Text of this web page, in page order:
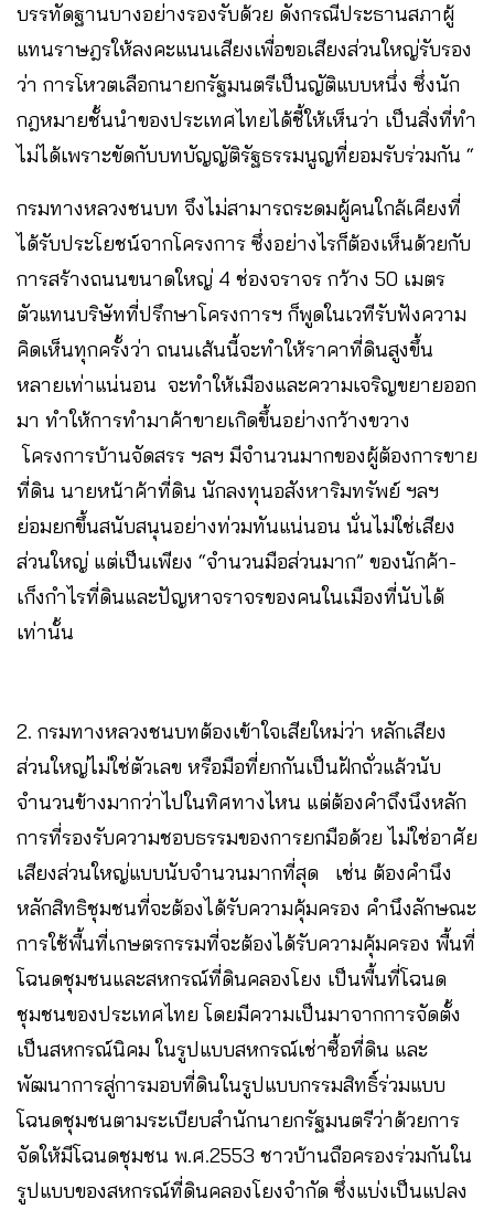
บรรทัดฐานบางอย่างรองรับด้วย ดังกรณีประธานสภาผู้
แทนราษฎรให้ลงคะแนนเสียงเพื่อขอเสียงส่วนใหญ่รับรอง
ว่า การโหวตเลือกนายกรัฐมนตรีเป็นญัติแบบหนึ่ง ซึ่งนัก
กฎหมายชั้นนำของประเทศไทยได้ชี้ให้เห็นว่า เป็นสิ่งที่ทำ
ไม่ได้เพราะขัดกับบทบัญญัติรัฐธรรมนูญที่ยอมรับร่วมกัน “
กรมทางหลวงชนบท จึงไม่สามารถระดมผู้คนใกล้เคียงที่
ได้รับประโยชน์จากโครงการ ซึ่งอย่างไรก็ต้องเห็นด้วยกับ
การสร้างถนนขนาดใหญ่ 4 ช่องจราจร กว้าง 50 เมตร
ตัวแทนบริษัทที่ปรึกษาโครงการฯ ก็พูดในเวทีรับฟังความ
คิดเห็นทุกครั้งว่า ถนนเส้นนี้จะทำให้ราคาที่ดินสูงขึ้น
หลายเท่าแน่นอน จะทำให้เมืองและความเจริญขยายออก
มา ทำให้การทำมาค้าขายเกิดขึ้นอย่างกว้างขวาง
โครงการบ้านจัดสรร ฯลฯ มีจำนวนมากของผู้ต้องการขาย
ที่ดิน นายหน้าค้าที่ดิน นักลงทุนอสังหาริมทรัพย์ ฯลฯ
ย่อมยกขึ้นสนับสนุนอย่างท่วมทันแน่นอน นั่นไม่ใช่เสียง
ส่วนใหญ่ แต่เป็นเพียง “จำนวนมือส่วนมาก” ของนักค้า-
เก็งกำไรที่ดินและปัญหาจราจรของคนในเมืองที่นับได้
เท่านั้น
2. กรมทางหลวงชนบทต้องเข้าใจเสียใหม่ว่า หลักเสียง
ส่วนใหญ่ไม่ใช่ตัวเลข หรือมือที่ยกกันเป็นฝักถั่วแล้วนับ
จำนวนข้างมากว่าไปในทิศทางไหน แต่ต้องคำถึงนึงหลัก
การที่รองรับความชอบธรรมของการยกมือด้วย ไม่ใช่อาศัย
เสียงส่วนใหญ่แบบนับจำนวนมากที่สุด เช่น ต้องคำนึง
หลักสิทธิชุมชนที่จะต้องได้รับความคุ้มครอง คำนึงลักษณะ
การใช้พื้นที่เกษตรกรรมที่จะต้องได้รับความคุ้มครอง พื้นที่
โฉนดชุมชนและสหกรณ์ที่ดินคลองโยง เป็นพื้นที่โฉนด
ชุมชนของประเทศไทย โดยมีความเป็นมาจากการจัดตั้ง
เป็นสหกรณ์นิคม ในรูปแบบสหกรณ์เช่าซื้อที่ดิน และ
พัฒนาการสู่การมอบที่ดินในรูปแบบกรรมสิทธิ์ร่วมแบบ
โฉนดชุมชนตามระเบียบสำนักนายกรัฐมนตรีว่าด้วยการ
จัดให้มีโฉนดชุมชน พ.ศ.2553 ชาวบ้านถือครองร่วมกันใน
รูปแบบของสหกรณ์ที่ดินคลองโยงจำกัด ซึ่งแบ่งเป็นแปลง